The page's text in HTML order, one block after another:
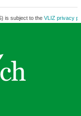
is subject to the VLIZ privacy